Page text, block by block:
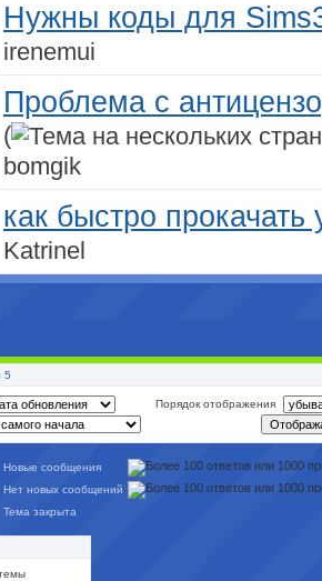
Нужны коды для
irenemui
Проблема с
(
bomgik
как быстро прокачать
Katrinel
5
Порядок отображения
Новые сообщения
Нет новых сообщений
Тема закрыта